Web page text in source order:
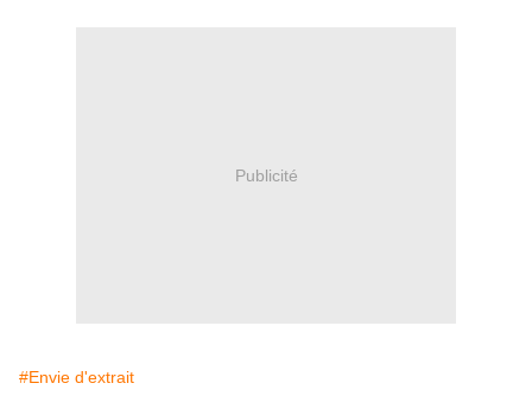
Publicité
#Envie d'extrait